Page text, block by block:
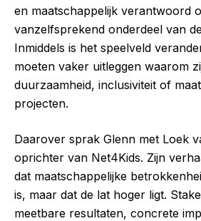
en maatschappelijk verantwoord
vanzelfsprekend onderdeel van
Inmiddels is het speelveld
moeten vaker uitleggen waarom
duurzaamheid, inclusiviteit of
projecten.
Daarover sprak Glenn met Loek
oprichter van Net4Kids. Zijn
dat maatschappelijke
is, maar dat de lat hoger ligt.
meetbare resultaten, concrete